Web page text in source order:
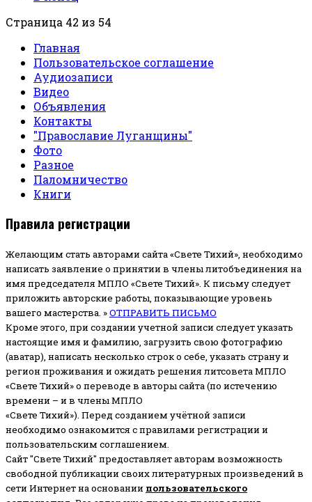
Страница 42 из 54
Главная
Пользовательское соглашение
Аудиозаписи
Видео
Объявления
Контакты
"Православие Луганщины"
Фото
Разное
Паломничество
Книги
Правила регистрации
Желающим стать авторами сайта «Свете Тихий», необходимо
написать заявление о принятии в члены литобъединения на
имя председателя МПЛО «Свете Тихий». К письму следует
приложить авторские работы, показывающие уровень
вашего мастерства. »ОТПРАВИТЬ ПИСЬМО
Кроме этого, при создании учетной записи следует указать
настоящие имя и фамилию, загрузить свою фотографию
(аватар), написать несколько строк о себе, указать страну и
регион проживания и ожидать решения литсовета МПЛО
«Свете Тихий» о переводе в авторы сайта (по истечению
времени – и в члены МПЛО
«Свете Тихий»). Перед созданием учётной записи
необходимо ознакомится с правилами регистрации и
пользовательским соглашением.
Сайт "Свете Тихий" предоставляет авторам возможность
свободной публикации своих литературных произведений в
сети Интернет на основании пользовательского